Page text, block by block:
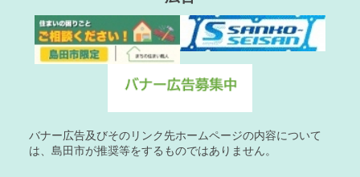
バナー広告及びそのリンク先ホームページの内容について
は、島田市が推奨等をするものではありません。